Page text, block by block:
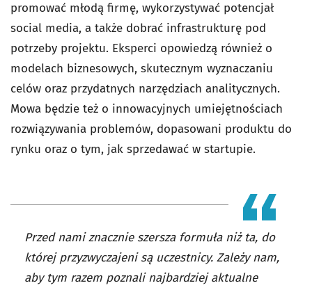
promować młodą firmę, wykorzystywać potencjał
social media, a także dobrać infrastrukturę pod
potrzeby projektu. Eksperci opowiedzą również o
modelach biznesowych, skutecznym wyznaczaniu
celów oraz przydatnych narzędziach analitycznych.
Mowa będzie też o innowacyjnych umiejętnościach
rozwiązywania problemów, dopasowani produktu do
rynku oraz o tym, jak sprzedawać w startupie.
Przed nami znacznie szersza formuła niż ta, do
której przyzwyczajeni są uczestnicy. Zależy nam,
aby tym razem poznali najbardziej aktualne